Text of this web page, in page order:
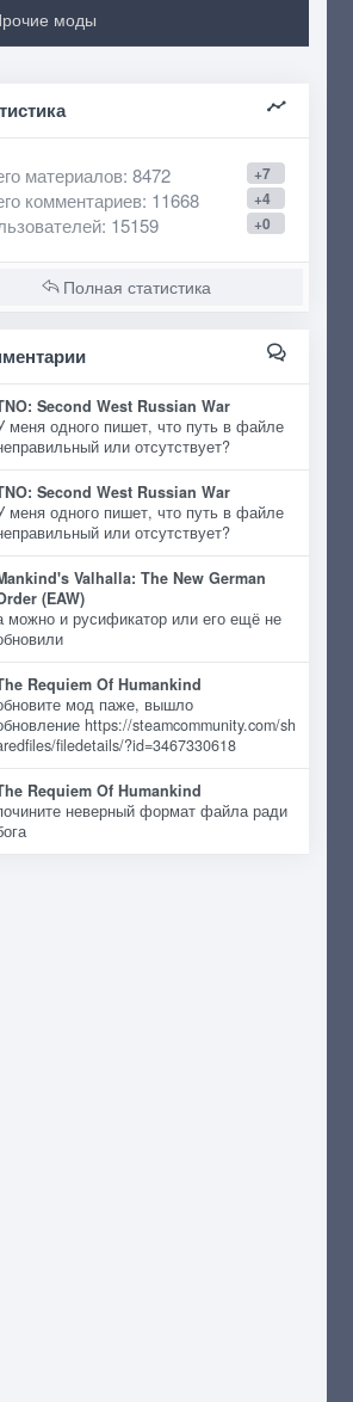
моды
+7
материалов: 8472
+4
комментариев: 11668
+0
: 15159
Полная статистика
Second West Russian War
меня одного пишет, что путь в файле
или отсутствует?
Second West Russian War
меня одного пишет, что путь в файле
или отсутствует?
Valhalla: The New German
(EAW)
можно и русификатор или его ещё не
Requiem Of Humankind
мод паже, вышло
https://steamcommunity.com/sh
filedetails/?id=3467330618
Requiem Of Humankind
неверный формат файла ради